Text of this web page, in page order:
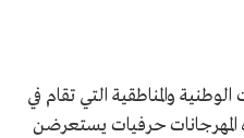
والمناطقية التي تقام في
حرفيات يستعرضن